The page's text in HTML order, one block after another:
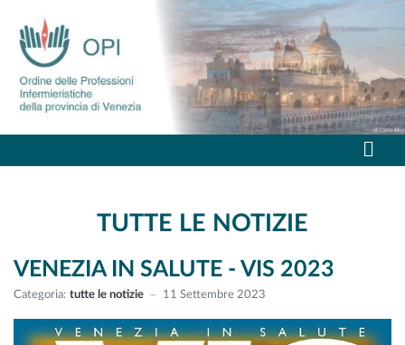
TUTTE LE NOTIZIE
VENEZIA IN SALUTE - VIS 2023
Categoria: tutte le notizie 11 Settembre 2023